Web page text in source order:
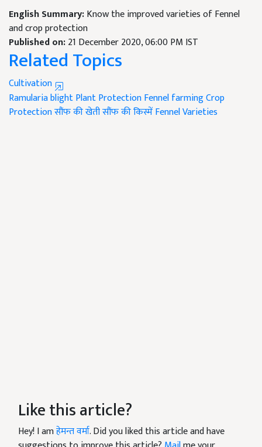
English Summary:Know the improved varieties of Fennel
and crop protection
Published on:21 December 2020, 06:00 PM IST
Related Topics
Cultivation
Ramularia blightPlant ProtectionFennel farmingCrop
Protectionसौंफ की खेतीसौंफ की किस्मेंFennel Varieties
Like this article?
Hey! I amहेमन्त वर्मा. Did you liked this article and have